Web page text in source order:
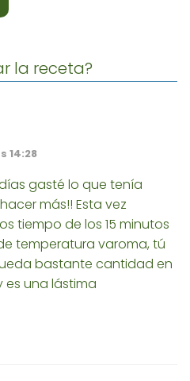
la receta?
14:28
gasté lo que tenía
más!! Esta vez
tiempo de los 15 minutos
temperatura varoma, tú
bastante cantidad en
es una lástima